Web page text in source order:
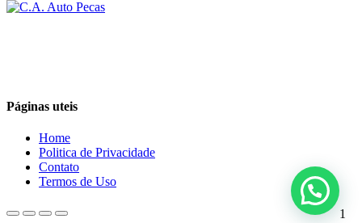
Páginas uteis
Home
Politica de Privacidade
Contato
Termos de Uso
1